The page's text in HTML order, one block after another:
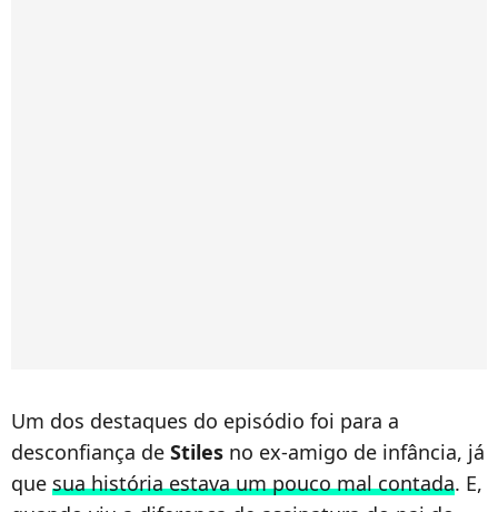
Um dos destaques do episódio foi para a
desconfiança de Stiles no ex-amigo de infância, já
que sua história estava um pouco mal contada. E,